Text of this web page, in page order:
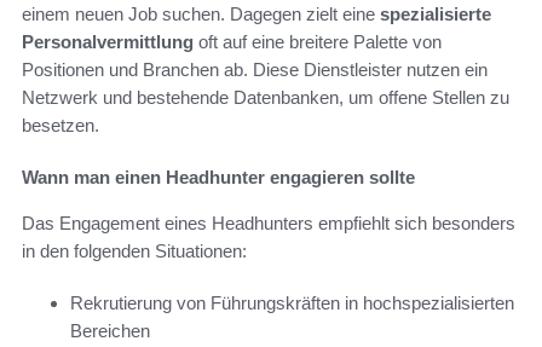
einem neuen Job suchen. Dagegen zielt eine spezialisierte
Personalvermittlung oft auf eine breitere Palette von
Positionen und Branchen ab. Diese Dienstleister nutzen ein
Netzwerk und bestehende Datenbanken, um offene Stellen zu
besetzen.
Wann man einen Headhunter engagieren sollte
Das Engagement eines Headhunters empfiehlt sich besonders
in den folgenden Situationen:
Rekrutierung von Führungskräften in hochspezialisierten
Bereichen